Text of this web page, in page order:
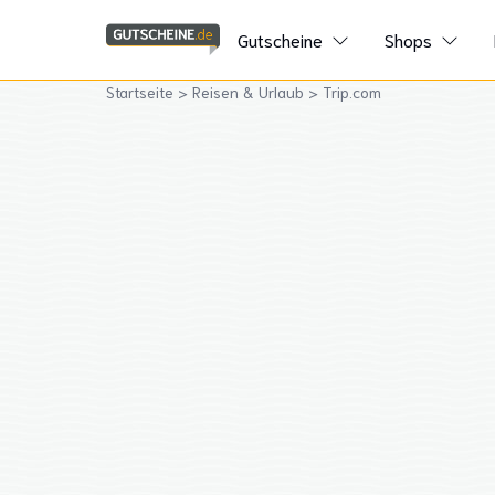
Gutscheine Shops
Startseite > Reisen & Urlaub > Trip.com